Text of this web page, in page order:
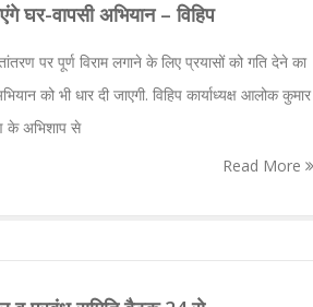
घर-वापसी अभियान – विहिप
पर पूर्ण विराम लगाने के लिए प्रयासों को गति देने का
को भी धार दी जाएगी. विहिप कार्याध्यक्ष आलोक कुमार
के अभिशाप से
Read More